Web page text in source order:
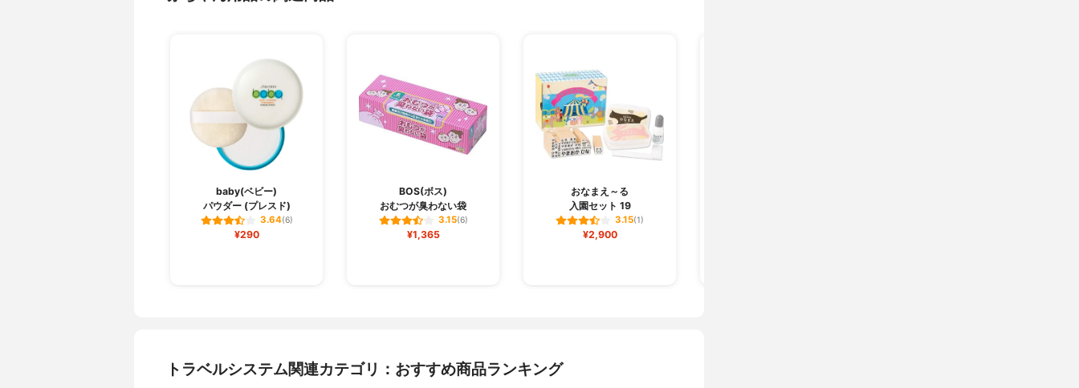
baby(ベビー)
パウダー (プレスド)
3.64(6)
¥290
BOS(ボス)
おむつが臭わない袋
3.15(6)
¥1,365
おなまえ～る
入園セット 19
3.15(1)
¥2,900
トラベルシステム関連カテゴリ：おすすめ商品ランキング